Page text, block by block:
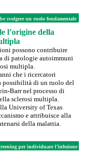
svolgere un ruolo fondamentale
l’origine della
possono contribuire
di patologie autoimmuni
multipla.
che i ricercatori
possibilità di un ruolo del
Barr nel processo di
sclerosi multipla.
University of Texas
e attribuisce alla
della malattia.
per individuare l’infezione